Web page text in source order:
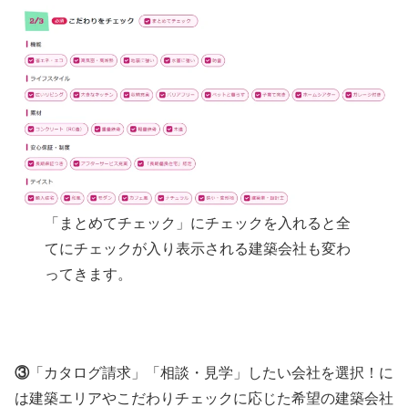
「まとめてチェック」にチェックを入れると全
てにチェックが入り表示される建築会社も変わ
ってきます。
③「カタログ請求」「相談・見学」したい会社を選択！に
は建築エリアやこだわりチェックに応じた希望の建築会社